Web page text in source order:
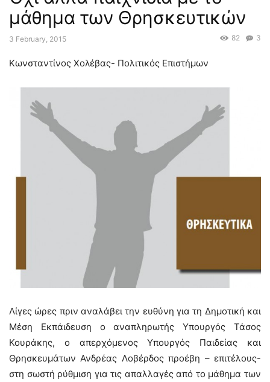
μάθημα των Θρησκευτικών
3 February, 2015 3
82
Κωνσταντίνος Χολέβας- Πολιτικός Επιστήμων
Λίγες ώρες πριν αναλάβει την ευθύνη για τη Δημοτική και
Μέση Εκπάιδευση ο αναπληρωτής Υπουργός Τάσος
Κουράκης, ο απερχόμενος Υπουργός Παιδείας και
Θρησκευμάτων Ανδρέας Λοβέρδος προέβη – επιτέλους-
στη σωστή ρύθμιση για τις απαλλαγές από το μάθημα των